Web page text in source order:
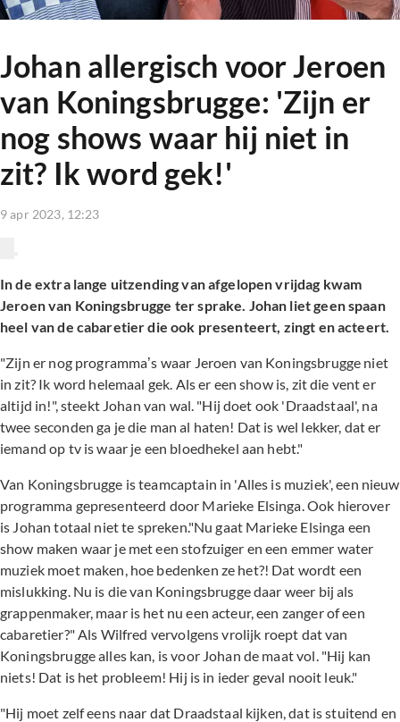
Johan allergisch voor Jeroen
van Koningsbrugge: 'Zijn er
nog shows waar hij niet in
zit? Ik word gek!'
9 apr 2023, 12:23
In de extra lange uitzending van afgelopen vrijdag kwam
Jeroen van Koningsbrugge ter sprake. Johan liet geen spaan
heel van de cabaretier die ook presenteert, zingt en acteert.
"Zijn er nog programma’s waar Jeroen van Koningsbrugge niet
in zit? Ik word helemaal gek. Als er een show is, zit die vent er
altijd in!", steekt Johan van wal. "Hij doet ook 'Draadstaal', na
twee seconden ga je die man al haten! Dat is wel lekker, dat er
iemand op tv is waar je een bloedhekel aan hebt."
Van Koningsbrugge is teamcaptain in 'Alles is muziek', een nieuw
programma gepresenteerd door Marieke Elsinga. Ook hierover
is Johan totaal niet te spreken."Nu gaat Marieke Elsinga een
show maken waar je met een stofzuiger en een emmer water
muziek moet maken, hoe bedenken ze het?! Dat wordt een
mislukking. Nu is die van Koningsbrugge daar weer bij als
grappenmaker, maar is het nu een acteur, een zanger of een
cabaretier?" Als Wilfred vervolgens vrolijk roept dat van
Koningsbrugge alles kan, is voor Johan de maat vol. "Hij kan
niets! Dat is het probleem! Hij is in ieder geval nooit leuk."
"Hij moet zelf eens naar dat Draadstaal kijken, dat is stuitend en